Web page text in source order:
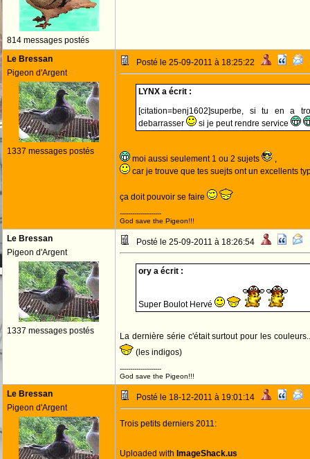
814 messages postés
Le Bressan
Pigeon d'Argent
1337 messages postés
Posté le 25-09-2011 à 18:25:22
LYNX a écrit :
[citation=benj1602]superbe, si tu en a
debarrasser
si je peut rendre service
moi aussi seulement 1 ou 2 sujets
,
car je trouve que tes suejts ont un excellents
ça doit pouvoir se faire
--------------------
God save the Pigeon!!!
Le Bressan
Pigeon d'Argent
1337 messages postés
Posté le 25-09-2011 à 18:26:54
ory a écrit :
Super Boulot Hervé
La dernière série c'était surtout pour les
(les indigos)
--------------------
God save the Pigeon!!!
Le Bressan
Pigeon d'Argent
Posté le 18-12-2011 à 19:01:14
Trois petits derniers 2011:
Uploaded with ImageShack.us